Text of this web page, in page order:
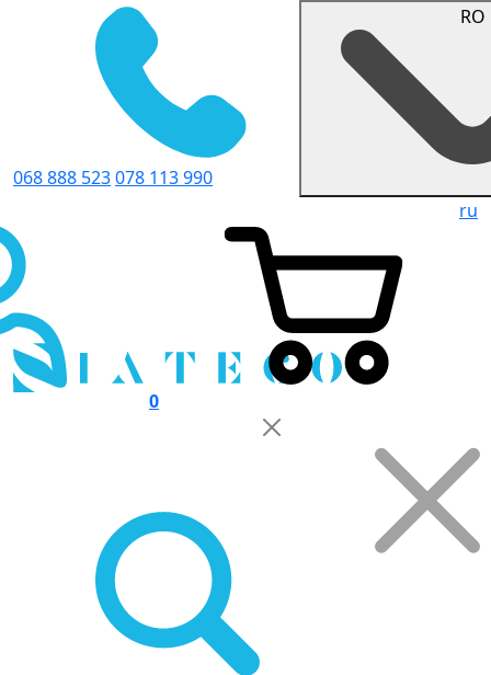
068 888 523078 113 990
ru
0